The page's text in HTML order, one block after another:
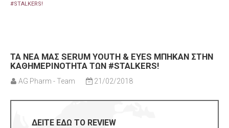
#STALKERS!
ΤΑ ΝΈΑ ΜΑΣ SERUM YOUTH & EYES ΜΠΉΚΑΝ ΣΤΗΝ
ΚΑΘΗΜΕΡΙΝΌΤΗΤΑ ΤΩΝ #STALKERS!
AG Pharm - Team 21/02/2018
ΔΕΙΤΕ ΕΔΩ ΤΟ REVIEW